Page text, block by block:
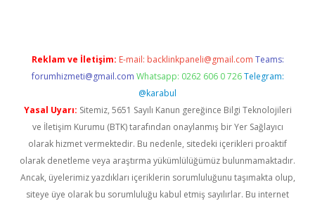
Reklam ve İletişim: E-mail: backlinkpaneli@gmail.com Teams:
forumhizmeti@gmail.com Whatsapp: 0262 606 0 726 Telegram:
@karabul
Yasal Uyarı: Sitemiz, 5651 Sayılı Kanun gereğince Bilgi Teknolojileri
ve İletişim Kurumu (BTK) tarafından onaylanmış bir Yer Sağlayıcı
olarak hizmet vermektedir. Bu nedenle, sitedeki içerikleri proaktif
olarak denetleme veya araştırma yükümlülüğümüz bulunmamaktadır.
Ancak, üyelerimiz yazdıkları içeriklerin sorumluluğunu taşımakta olup,
siteye üye olarak bu sorumluluğu kabul etmiş sayılırlar. Bu internet